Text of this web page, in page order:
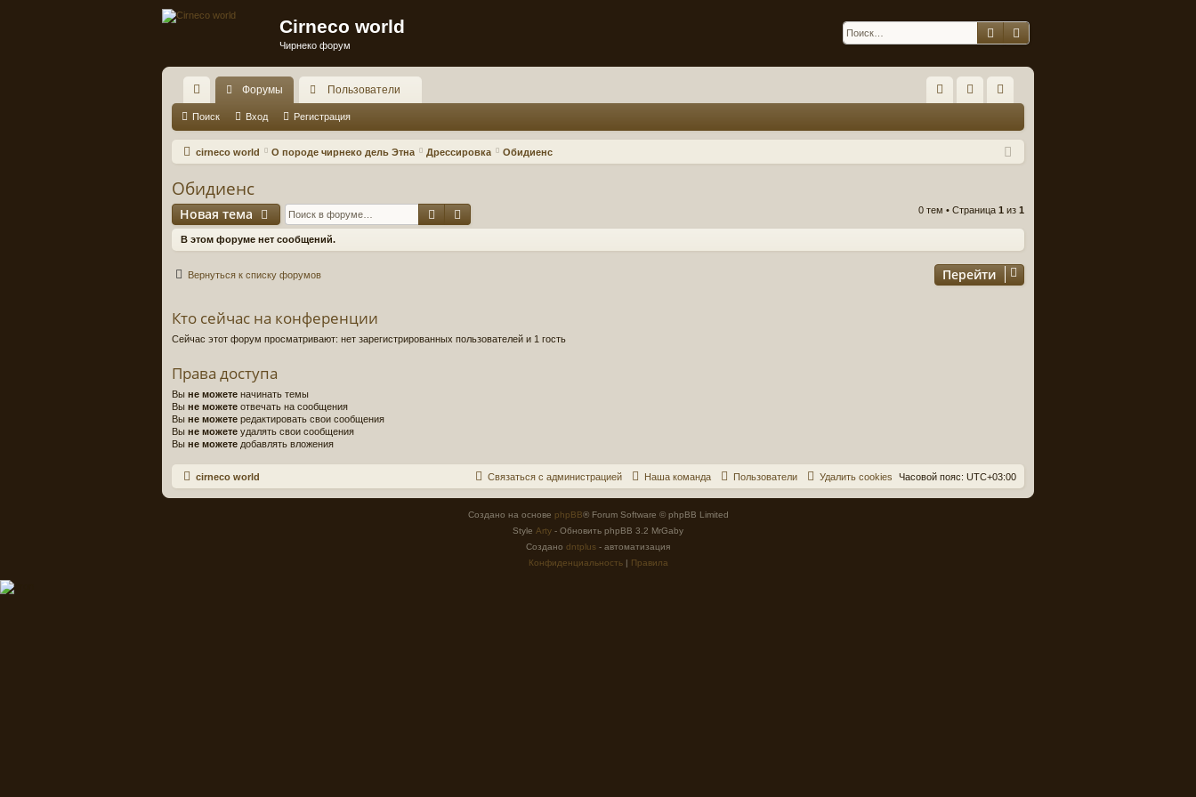
Cirneco world
Чирнеко форум
Поиск
с
ы
и
Форумы Пользователи
Q д ис
Поиск Вход Регистрация
cirneco world О породе чирнеко дель Этна Дрессировка Обидиенс
Обидиенс
Новая тема Поиск 0 тем • Страница 1 из 1
В этом форуме нет сообщений.
Вернуться к списку форумов Перейти
Кто сейчас на конференции
Сейчас этот форум просматривают: нет зарегистрированных пользователей и 1 гость
Права доступа
Вы не можете начинать темы
Вы не можете отвечать на сообщения
Вы не можете редактировать свои сообщения
Вы не можете удалять свои сообщения
Вы не можете добавлять вложения
cirneco world Часовой пояс: UTC+03:00
Удалить cookies
Пользователи
Наша команда
Связаться с администрацией
Создано на основе phpBB® Forum Software © phpBB Limited
Style Arty - Обновить phpBB 3.2 MrGaby
Создано dntplus - автоматизация
Конфиденциальность| Правила